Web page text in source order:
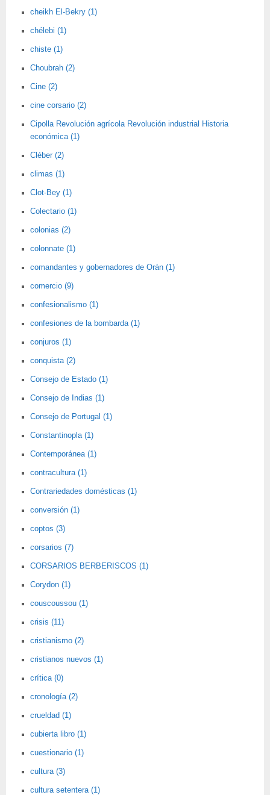
cheikh El-Bekry (1)
chélebi (1)
chiste (1)
Choubrah (2)
Cine (2)
cine corsario (2)
Cipolla Revolución agrícola Revolución industrial Historia
económica (1)
Cléber (2)
climas (1)
Clot-Bey (1)
Colectario (1)
colonias (2)
colonnate (1)
comandantes y gobernadores de Orán (1)
comercio (9)
confesionalismo (1)
confesiones de la bombarda (1)
conjuros (1)
conquista (2)
Consejo de Estado (1)
Consejo de Indias (1)
Consejo de Portugal (1)
Constantinopla (1)
Contemporánea (1)
contracultura (1)
Contrariedades domésticas (1)
conversión (1)
coptos (3)
corsarios (7)
CORSARIOS BERBERISCOS (1)
Corydon (1)
couscoussou (1)
crisis (11)
cristianismo (2)
cristianos nuevos (1)
crítica (0)
cronología (2)
crueldad (1)
cubierta libro (1)
cuestionario (1)
cultura (3)
cultura setentera (1)